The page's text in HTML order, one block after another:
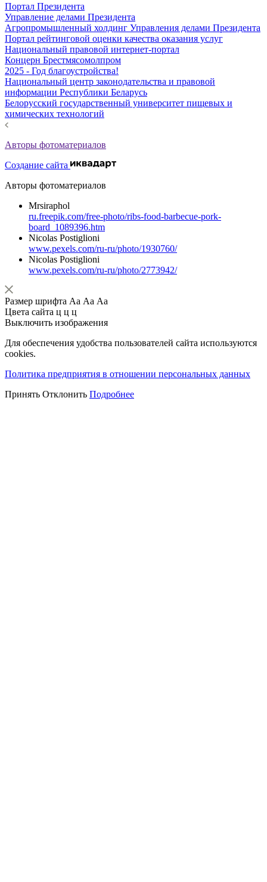
Портал Президента
Управление делами Президента
Агропромышленный холдинг Управления делами Президента
Портал рейтинговой оценки качества оказания услуг
Национальный правовой интернет-портал
Концерн Брестмясомолпром
2025 - Год благоустройства!
Национальный центр законодательства и правовой
информации Республики Беларусь
Белорусский государственный университет пищевых и
химических технологий
Авторы фотоматериалов
Создание сайта
Авторы фотоматериалов
Mrsiraphol
ru.freepik.com/free-photo/ribs-food-barbecue-pork-
board_1089396.htm
Nicolas Postiglioni
www.pexels.com/ru-ru/photo/1930760/
Nicolas Postiglioni
www.pexels.com/ru-ru/photo/2773942/
Размер шрифта Аа Аа Аа
Цвета сайта ц ц ц
Выключить изображения
Для обеспечения удобства пользователей сайта используются
cookies.
Политика предприятия в отношении персональных данных
Принять Отклонить Подробнее